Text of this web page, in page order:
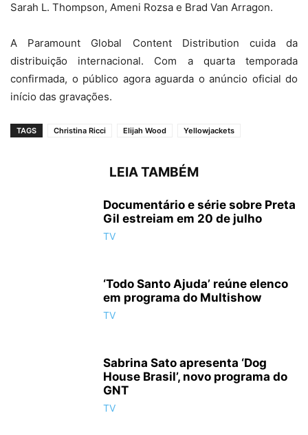
Sarah L. Thompson, Ameni Rozsa e Brad Van Arragon.
A Paramount Global Content Distribution cuida da
distribuição internacional. Com a quarta temporada
confirmada, o público agora aguarda o anúncio oficial do
início das gravações.
TAGS Christina Ricci Elijah Wood Yellowjackets
LEIA TAMBÉM
Documentário e série sobre Preta
Gil estreiam em 20 de julho
TV
‘Todo Santo Ajuda’ reúne elenco
em programa do Multishow
TV
Sabrina Sato apresenta ‘Dog
House Brasil’, novo programa do
GNT
TV